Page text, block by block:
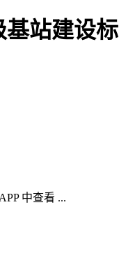
基站建设标
中查看 ...